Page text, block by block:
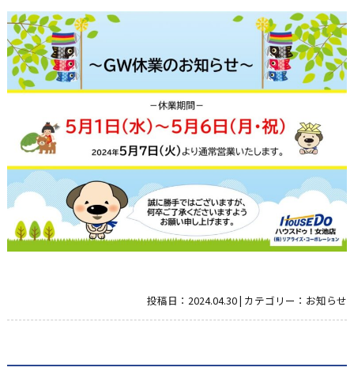
投稿日： 2024.04.30| カテゴリー： お知らせ